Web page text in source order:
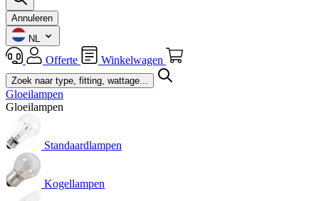
Annuleren
NL
Offerte Winkelwagen
Gloeilampen
Gloeilampen
Standaardlampen
Kogellampen